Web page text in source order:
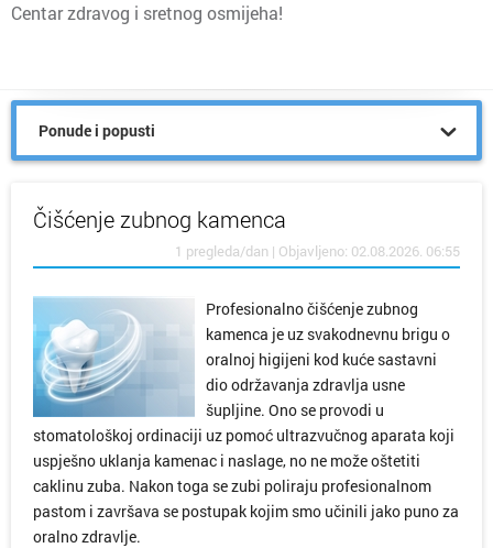
Centar zdravog i sretnog osmijeha!
Ponude i popusti
Čišćenje zubnog kamenca
1 pregleda/dan | Objavljeno: 02.08.2026. 06:55
Profesionalno čišćenje zubnog
kamenca je uz svakodnevnu brigu o
oralnoj higijeni kod kuće sastavni
dio održavanja zdravlja usne
šupljine. Ono se provodi u
stomatološkoj ordinaciji uz pomoć ultrazvučnog aparata koji
uspješno uklanja kamenac i naslage, no ne može oštetiti
caklinu zuba. Nakon toga se zubi poliraju profesionalnom
pastom i završava se postupak kojim smo učinili jako puno za
oralno zdravlje.